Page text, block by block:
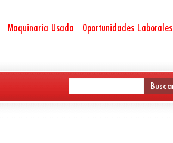
Maquinaria Usada Oportunidades Laborales